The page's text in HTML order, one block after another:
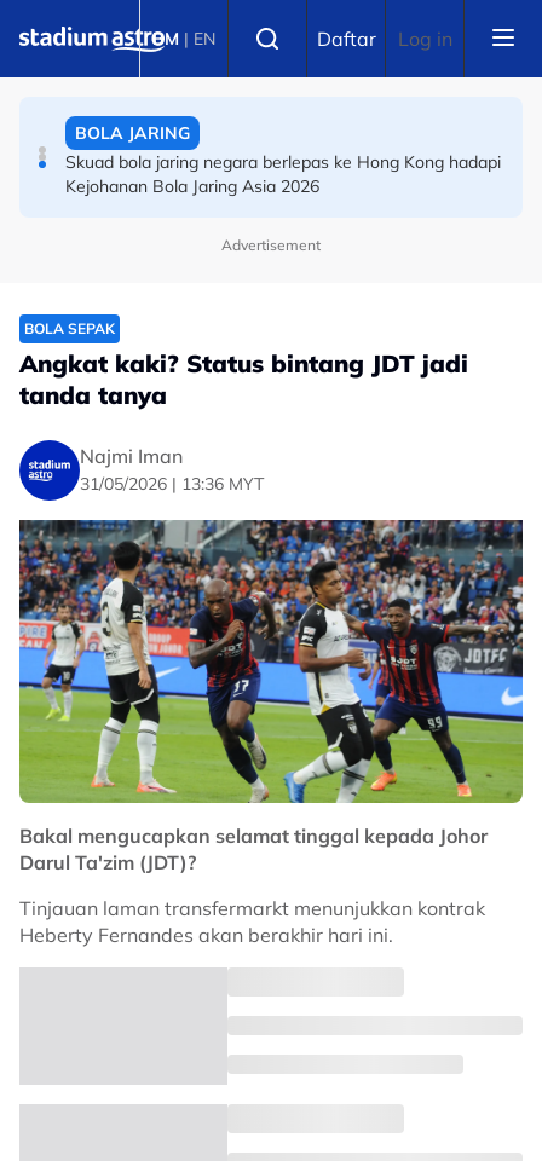
BM | EN Daftar Log in
BOLA JARING
Skuad bola jaring negara berlepas ke Hong Kong hadapi
BOLA SEPAK
Selepas dominasi kancah Albania, bekas pemain Kosovo
Advertisement
BOLA SEPAK
Angkat kaki? Status bintang JDT jadi
tanda tanya
Najmi Iman
31/05/2026 | 13:36 MYT
Bakal mengucapkan selamat tinggal kepada Johor
Darul Ta'zim (JDT)?
Tinjauan laman transfermarkt menunjukkan kontrak
Heberty Fernandes akan berakhir hari ini.